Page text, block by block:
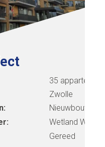
35
Zwolle
Nieuwbouw
Wetland Wonen
Gereed